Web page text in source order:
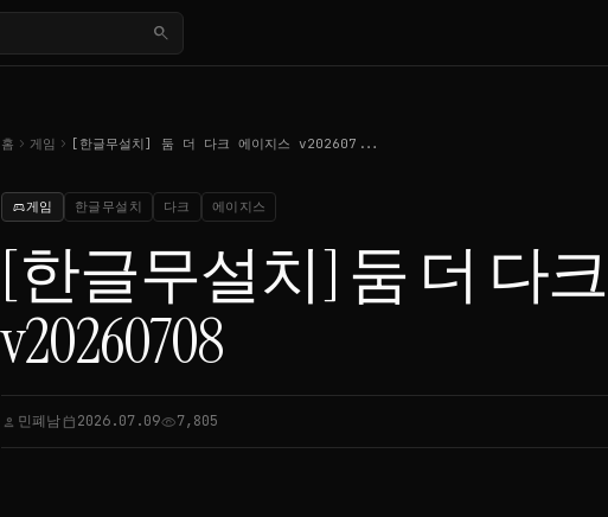
search
홈 chevron_right 게임 chevron_right [한글무설치] 둠 더 다크 에이지스 v202607...
sports_esports게임 한글무설치 다크 에이지스
[한글무설치] 둠 더 다
v20260708
person 민폐남calendar_today2026.07.09visibility7,805